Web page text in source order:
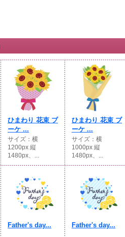
ひまわり 花束 ブ
ーケ ...
サイズ：横
1200px 縦
1480px、...
ひまわり 花束 ブ
ーケ ...
サイズ：横
1000px 縦
1480px、...
Father's day... Father's day...